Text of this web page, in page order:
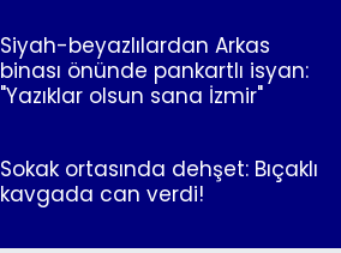
Siyah-beyazlılardan Arkas
binası önünde pankartlı isyan:
"Yazıklar olsun sana İzmir"
Sokak ortasında dehşet: Bıçaklı
kavgada can verdi!